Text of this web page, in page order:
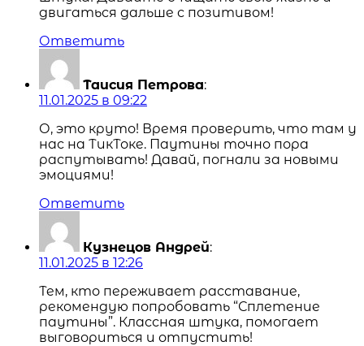
двигаться дальше с позитивом!
Ответить
Таисия Петрова:
11.01.2025 в 09:22
О, это круто! Время проверить, что там у
нас на ТикТоке. Паутины точно пора
распутывать! Давай, погнали за новыми
эмоциями!
Ответить
Кузнецов Андрей:
11.01.2025 в 12:26
Тем, кто переживает расставание,
рекомендую попробовать “Сплетение
паутины”. Классная штука, помогает
выговориться и отпустить!